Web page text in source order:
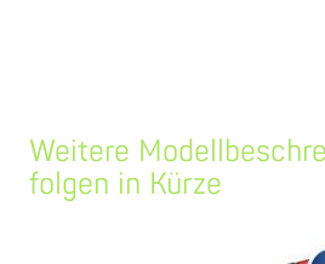
Weitere
folgen in Kürze